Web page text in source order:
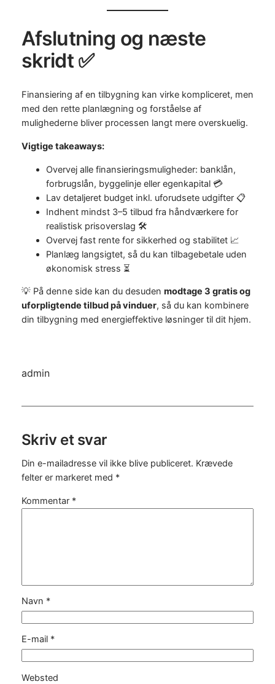
Afslutning og næste
skridt ✅
Finansiering af en tilbygning kan virke kompliceret, men
med den rette planlægning og forståelse af
mulighederne bliver processen langt mere overskuelig.
Vigtige takeaways:
Overvej alle finansieringsmuligheder: banklån,
forbrugslån, byggelinje eller egenkapital 💳
Lav detaljeret budget inkl. uforudsete udgifter 📋
Indhent mindst 3–5 tilbud fra håndværkere for
realistisk prisoverslag 🛠️
Overvej fast rente for sikkerhed og stabilitet 📈
Planlæg langsigtet, så du kan tilbagebetale uden
økonomisk stress ⏳
💡 På denne side kan du desuden modtage 3 gratis og
uforpligtende tilbud på vinduer, så du kan kombinere
din tilbygning med energieffektive løsninger til dit hjem.
admin
Skriv et svar
Din e-mailadresse vil ikke blive publiceret. Krævede
felter er markeret med *
Kommentar *
Navn *
E-mail *
Websted